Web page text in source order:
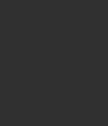
ザやアプリから探す方法を